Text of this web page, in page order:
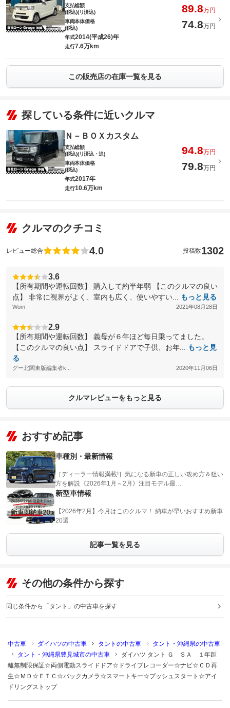
支払総額
(税込)(リ済込)
89.8万円
車両本体価格
(税込)
74.8万円
年式2014(平成26)年
走行7.6万km
この販売店の在庫一覧を見る
探している条件に近いクルマ
Ｎ－ＢＯＸカスタム
支払総額
(税込)(リ済込・追)
94.8万円
車両本体価格
(税込)
79.8万円
年式2017年
走行10.6万km
クルマのクチコミ
レビュー総合 4.0 投稿数1302
3.6
【所有期間や運転回数】 購入して約半年弱 【このクルマの良い
点】 非常に視界がよく、室内も広く、使いやすい...
もっと見る
Wom 2021年08月28日
2.9
【所有期間や運転回数】 義母が６年ほど毎日乗ってました。
【このクルマの良い点】 スライドドアで子供、お年...
もっと見
る
グー北関東版編集者k... 2020年11月06日
クルマレビューをもっと見る
おすすめ記事
車種別・最新情報
［ディーラー情報満載!］気になる新車の正しい攻め方＆狙い
方を解説《2026年1月～2月》注目モデル最…
新型車情報
【2026年2月】今月はこのクルマ！ 納車が早いおすすめ新車
20選
記事一覧を見る
その他の条件から探す
同じ条件から「タント」の中古車を探す
中古車 ダイハツの中古車 タントの中古車
タント・沖縄県の中古車
タント・沖縄県豊見城市の中古車
ダイハツ タント Ｇ ＳＡ １年距
離無制限保証☆両側電動スライドドア☆ドライブレコーダー☆ナビ☆ＣＤ再
生☆ＭＤ☆ＥＴＣ☆バックカメラ☆スマートキー☆プッシュスタート☆アイ
ドリングストップ